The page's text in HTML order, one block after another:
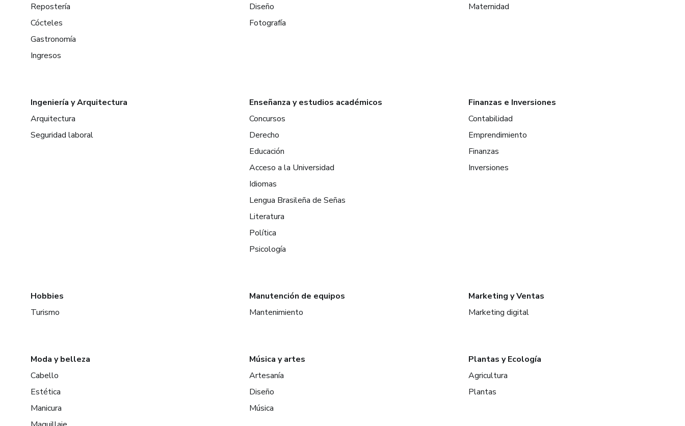
Repostería
Cócteles
Gastronomía
Ingresos
Diseño
Fotografía
Maternidad
Ingeniería y Arquitectura
Arquitectura
Seguridad laboral
Enseñanza y estudios académicos
Concursos
Derecho
Educación
Acceso a la Universidad
Idiomas
Lengua Brasileña de Señas
Literatura
Política
Psicología
Finanzas e Inversiones
Contabilidad
Emprendimiento
Finanzas
Inversiones
Hobbies
Turismo
Manutención de equipos
Mantenimiento
Marketing y Ventas
Marketing digital
Moda y belleza
Cabello
Estética
Manicura
Música y artes
Artesanía
Diseño
Música
Plantas y Ecología
Agricultura
Plantas